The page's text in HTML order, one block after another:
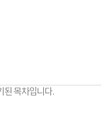
된 목차입니다.